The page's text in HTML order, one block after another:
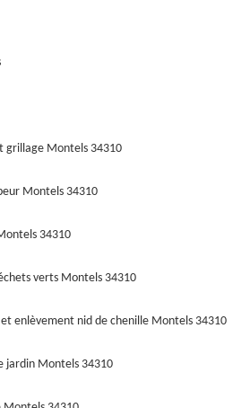
grillage Montels 34310
Montels 34310
34310
verts Montels 34310
enlèvement nid de chenille Montels 34310
jardin Montels 34310